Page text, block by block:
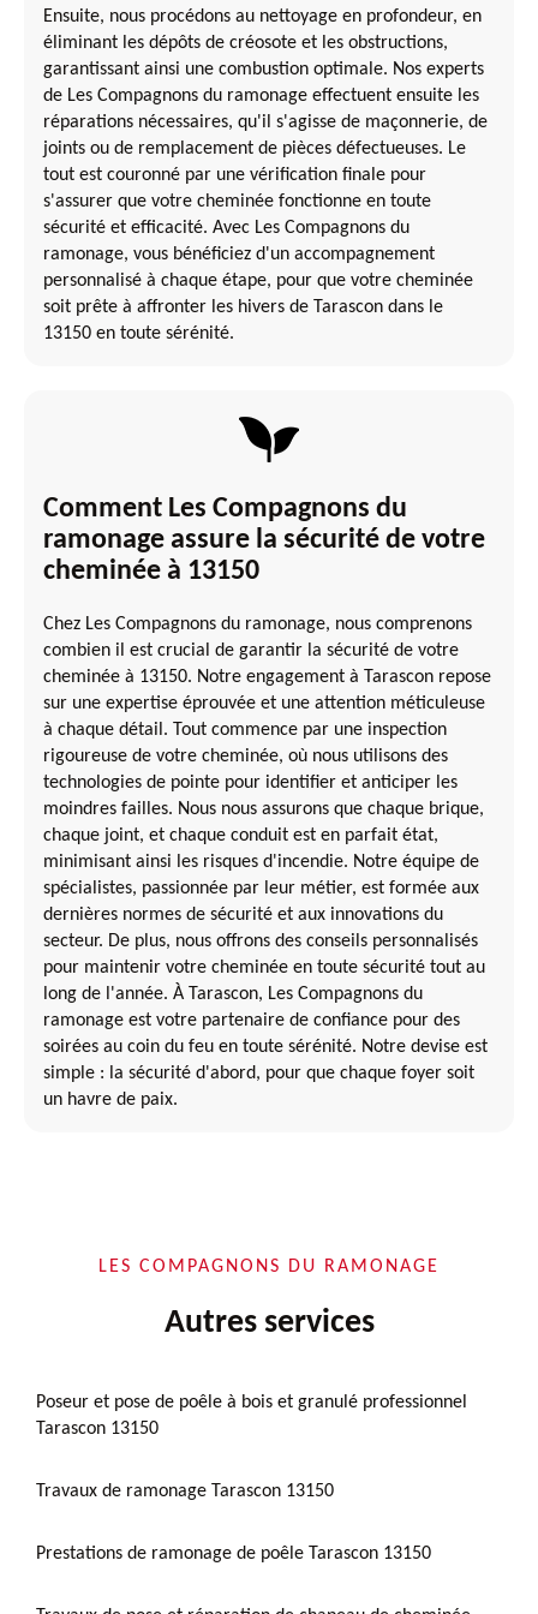
Ensuite, nous procédons au nettoyage en profondeur, en
éliminant les dépôts de créosote et les obstructions,
garantissant ainsi une combustion optimale. Nos experts
de Les Compagnons du ramonage effectuent ensuite les
réparations nécessaires, qu'il s'agisse de maçonnerie, de
joints ou de remplacement de pièces défectueuses. Le
tout est couronné par une vérification finale pour
s'assurer que votre cheminée fonctionne en toute
sécurité et efficacité. Avec Les Compagnons du
ramonage, vous bénéficiez d'un accompagnement
personnalisé à chaque étape, pour que votre cheminée
soit prête à affronter les hivers de Tarascon dans le
13150 en toute sérénité.
Comment Les Compagnons du
ramonage assure la sécurité de votre
cheminée à 13150
Chez Les Compagnons du ramonage, nous comprenons
combien il est crucial de garantir la sécurité de votre
cheminée à 13150. Notre engagement à Tarascon repose
sur une expertise éprouvée et une attention méticuleuse
à chaque détail. Tout commence par une inspection
rigoureuse de votre cheminée, où nous utilisons des
technologies de pointe pour identifier et anticiper les
moindres failles. Nous nous assurons que chaque brique,
chaque joint, et chaque conduit est en parfait état,
minimisant ainsi les risques d'incendie. Notre équipe de
spécialistes, passionnée par leur métier, est formée aux
dernières normes de sécurité et aux innovations du
secteur. De plus, nous offrons des conseils personnalisés
pour maintenir votre cheminée en toute sécurité tout au
long de l'année. À Tarascon, Les Compagnons du
ramonage est votre partenaire de confiance pour des
soirées au coin du feu en toute sérénité. Notre devise est
simple : la sécurité d'abord, pour que chaque foyer soit
un havre de paix.
LES COMPAGNONS DU RAMONAGE
Autres services
Poseur et pose de poêle à bois et granulé professionnel
Tarascon 13150
Travaux de ramonage Tarascon 13150
Prestations de ramonage de poêle Tarascon 13150